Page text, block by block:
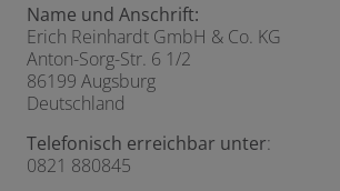
Name und Anschrift:
Erich Reinhardt GmbH & Co. KG
Anton-Sorg-Str. 6 1/2
86199 Augsburg
Deutschland
Telefonisch erreichbar unter:
0821 880845